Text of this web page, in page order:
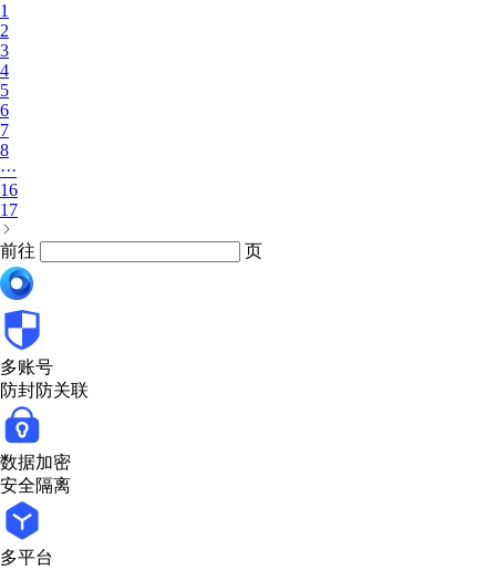
1
2
3
4
5
6
7
8
···
16
17
前往 页
多账号
防封防关联
数据加密
安全隔离
多平台